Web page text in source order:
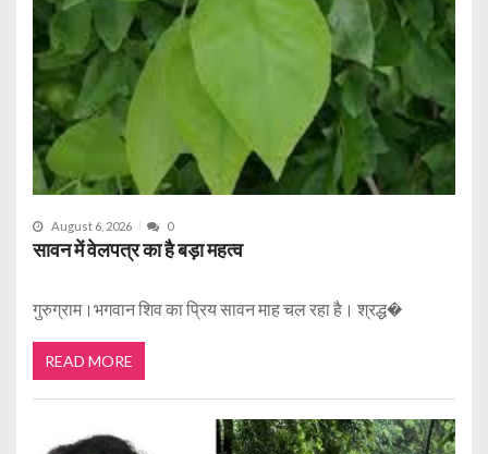
August 6, 2026 0
सावन में वेलपत्र का है बड़ा महत्व
गुरुग्राम।भगवान शिव का प्रिय सावन माह चल रहा है। श्रद्ध�
READ MORE